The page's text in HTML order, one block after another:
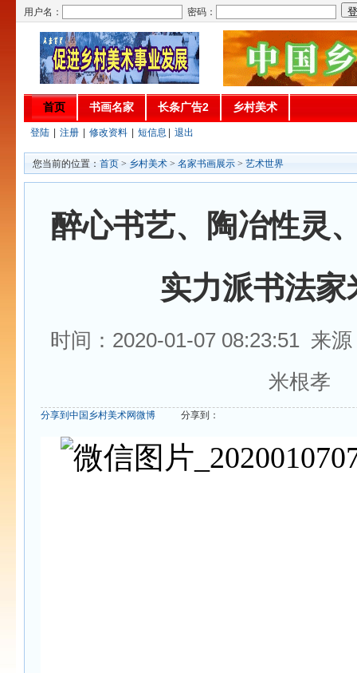
用户名： 密码：
首页 书画名家 长条广告2 乡村美术
登陆 注册 修改资料 短信息 退出
您当前的位置： 首页 > 乡村美术 > 名家书画展示 > 艺术世界
醉心书艺、陶冶性
实力派书法家
时间：2020-01-07 08:23:51 来源
米根孝
分享到中国乡村美术网微博 分享到：